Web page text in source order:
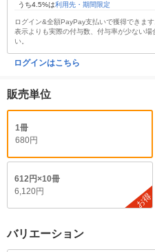
うち4.5%は利用先・期間限定
ログイン&全額PayPay支払いで獲得できま
表示よりも実際の付与数、付与率が少ない
い。
ログインはこちら
販売単位
1冊
680円
612円×10冊
6,120円
お得
バリエーション